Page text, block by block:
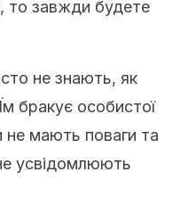
то завжди будете
не знають, як
бракує особистої
не мають поваги та
усвідомлюють